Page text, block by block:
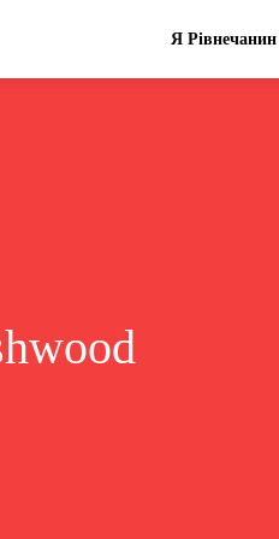
Я Рівнечанин